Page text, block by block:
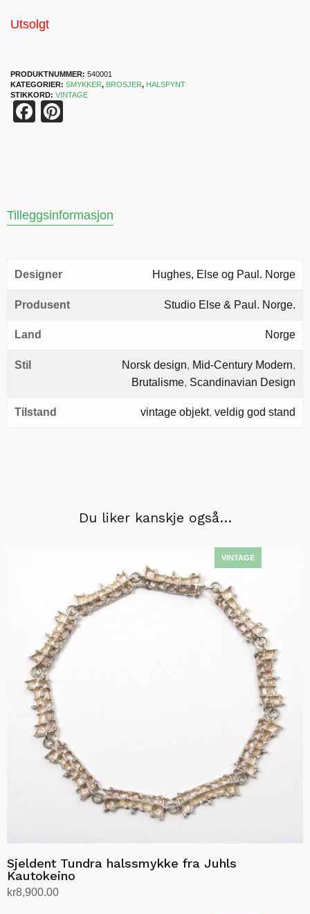
Utsolgt
PRODUKTNUMMER: 540001
KATEGORIER: SMYKKER, BROSJER, HALSPYNT
STIKKORD: VINTAGE
Facebook
Tilleggsinformasjon
Designer Hughes, Else og Paul. Norge
Produsent Studio Else & Paul. Norge.
Land Norge
Stil Norsk design, Mid-Century Modern,
Brutalisme, Scandinavian Design
Tilstand vintage objekt, veldig god stand
Du liker kanskje også…
Sjeldent Tundra halssmykke fra Juhls
Kautokeino
kr8,900.00